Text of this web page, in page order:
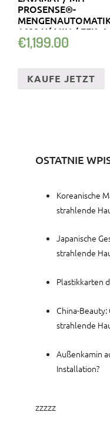
PROSENSE®-
1600 U/ MIN / EEK: A
€1,199.00
KAUFE JETZT
OSTATNIE
Koreanische
strahlende
Japanische
strahlende
Plastikkarten
China-
strahlende
Außenkamin
Installation?
zzzzz